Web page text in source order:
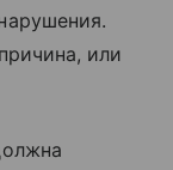
или